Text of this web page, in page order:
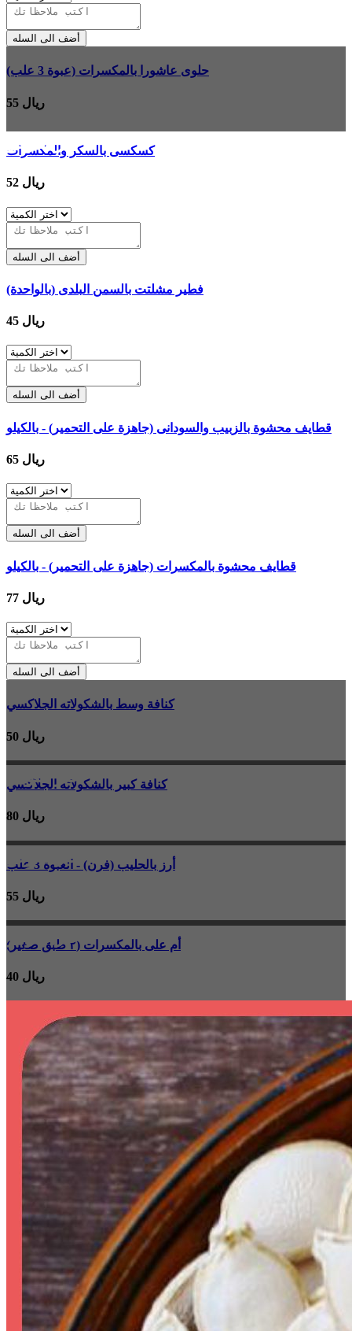
أضف الى السله
غير متوفر
حلوى عاشورا بالمكسرات (عبوة 3 علب)
55 ريال
كسكسى بالسكر والمكسرات
52 ريال
أضف الى السله
فطير مشلتت بالسمن البلدى (بالواحدة)
45 ريال
أضف الى السله
قطايف محشوة بالزبيب والسودانى (جاهزة على التحمير) - بالكيلو
65 ريال
أضف الى السله
قطايف محشوة بالمكسرات (جاهزة على التحمير) - بالكيلو
77 ريال
أضف الى السله
غير متوفر
كنافة وسط بالشكولاته الجلاكسي
50 ريال
غير متوفر
كنافة كبير بالشكولاته الجلاكسي
80 ريال
غير متوفر
أرز بالحليب (فرن) - العبوة 3 علب
55 ريال
غير متوفر
أم على بالمكسرات (٢ طبق صغير)
40 ريال